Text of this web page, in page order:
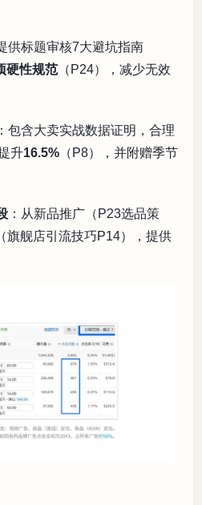
供标题审核7大避坑指南
硬性规范（P24），减少无效
：包含大卖实战数据证明，合理
升16.5% （P8），并附赠季节
：从新品推广（P23选品策
旗舰店引流技巧P14），提供